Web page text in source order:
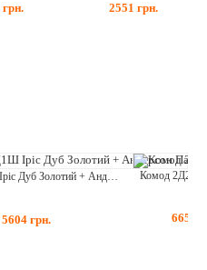
грн. 2551 грн.
Комод 3Д1Ш Іріс Дуб Золотий + Андерсон Пайн
5604 грн.
Комод 2Д2Ш
6658